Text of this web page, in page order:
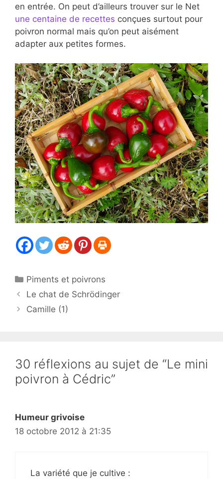
en entrée. On peut d’ailleurs trouver sur le Net
une centaine de recettes conçues surtout pour
poivron normal mais qu’on peut aisément
adapter aux petites formes.
Catégories
Piments et poivrons
Le chat de Schrödinger
Camille (1)
30 réflexions au sujet de “Le mini
poivron à Cédric”
Humeur grivoise
18 octobre 2012 à 21:35
La variété que je cultive :